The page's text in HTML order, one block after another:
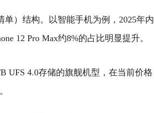
）结构。 以智能手机为例，2025年内
12 Pro Max约8%的占比明显提升。
UFS 4.0存储的旗舰机型，在当前价格